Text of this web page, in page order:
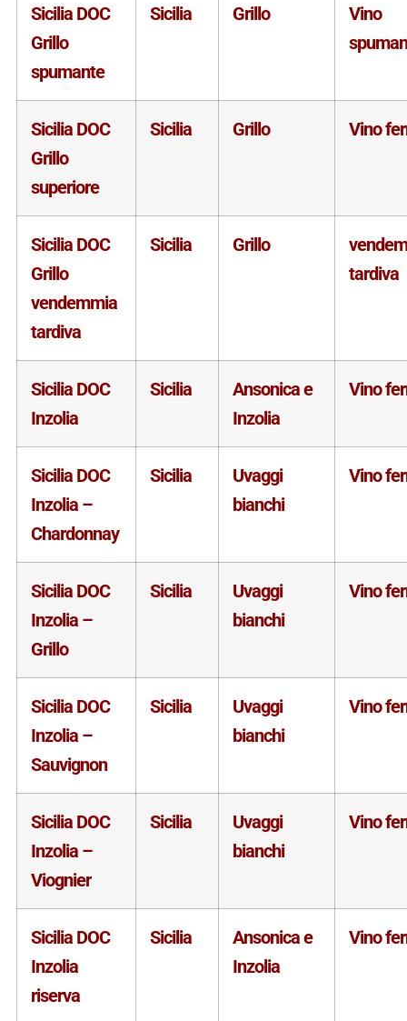
Sicilia DOC
Grillo
spumante
Sicilia Grillo
Vino
Sicilia DOC
Grillo
superiore
Sicilia Grillo Vino
Sicilia DOC
Grillo
vendemmia
tardiva
Sicilia Grillo
tardiva
Sicilia DOC
Inzolia
Sicilia
Ansonica e
Inzolia
Vino
Sicilia DOC
Inzolia –
Chardonnay
Sicilia
Uvaggi
bianchi
Vino
Sicilia DOC
Inzolia –
Grillo
Sicilia
Uvaggi
bianchi
Vino
Sicilia DOC
Inzolia –
Sauvignon
Sicilia
Uvaggi
bianchi
Vino
Sicilia DOC
Inzolia –
Viognier
Sicilia
Uvaggi
bianchi
Vino
Sicilia DOC
Inzolia
riserva
Sicilia
Ansonica e
Inzolia
Vino